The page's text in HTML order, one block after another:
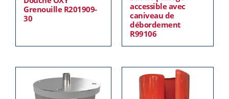
Grenouille R201909-
30
accessible avec
caniveau de
débordement
R99106